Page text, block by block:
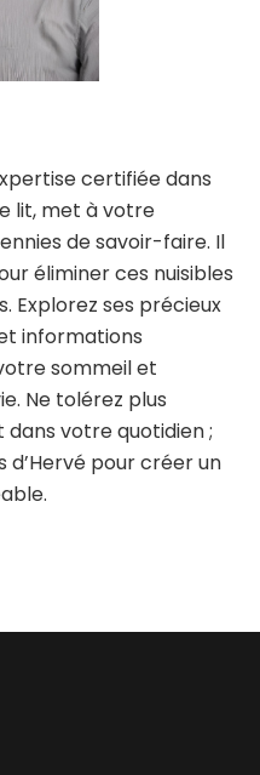
certifiée dans
lit, met à votre
de savoir-faire. Il
éliminer ces nuisibles
Explorez ses précieux
informations
sommeil et
Ne tolérez plus
dans votre quotidien ;
pour créer un